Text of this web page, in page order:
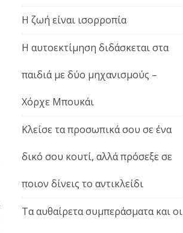
Η ζωή είναι ισορροπία
Η αυτοεκτίμηση διδάσκεται στα
παιδιά με δύο μηχανισμούς –
Χόρχε Μπουκάι
Κλείσε τα προσωπικά σου σε ένα
δικό σου κουτί, αλλά πρόσεξε σε
ποιον δίνεις το αντικλείδι
Τα αυθαίρετα συμπεράσματα και οι